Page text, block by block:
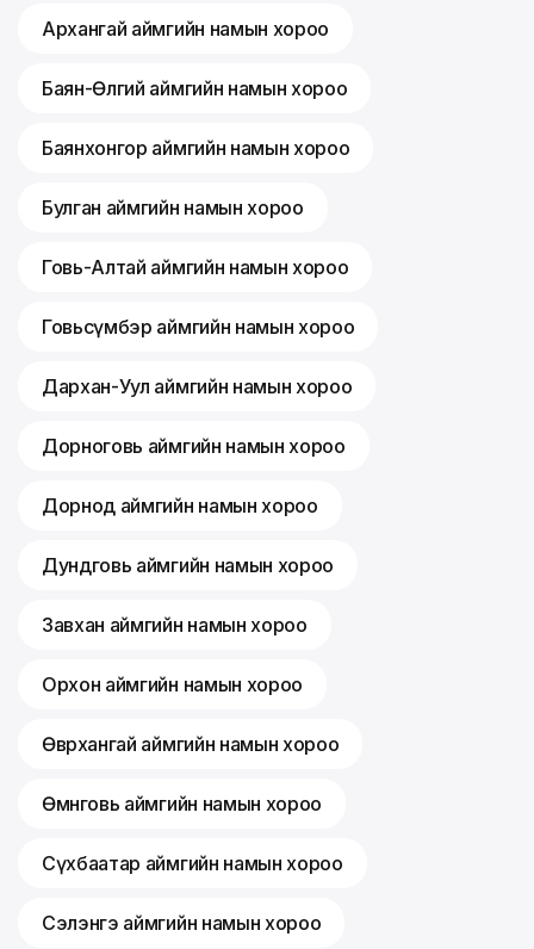
Архангай аймгийн намын хороо
Баян-Өлгий аймгийн намын хороо
Баянхонгор аймгийн намын хороо
Булган аймгийн намын хороо
Говь-Алтай аймгийн намын хороо
Говьсүмбэр аймгийн намын хороо
Дархан-Уул аймгийн намын хороо
Дорноговь аймгийн намын хороо
Дорнод аймгийн намын хороо
Дундговь аймгийн намын хороо
Завхан аймгийн намын хороо
Орхон аймгийн намын хороо
Өвөрхангай аймгийн намын хороо
Өмнөговь аймгийн намын хороо
Сүхбаатар аймгийн намын хороо
Сэлэнгэ аймгийн намын хороо